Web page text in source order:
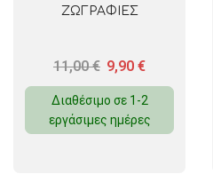
ΖΩΓΡΑΦΙΕΣ
11,00€ 9,90 €
Διαθέσιμο σε 1-2
εργάσιμες ημέρες